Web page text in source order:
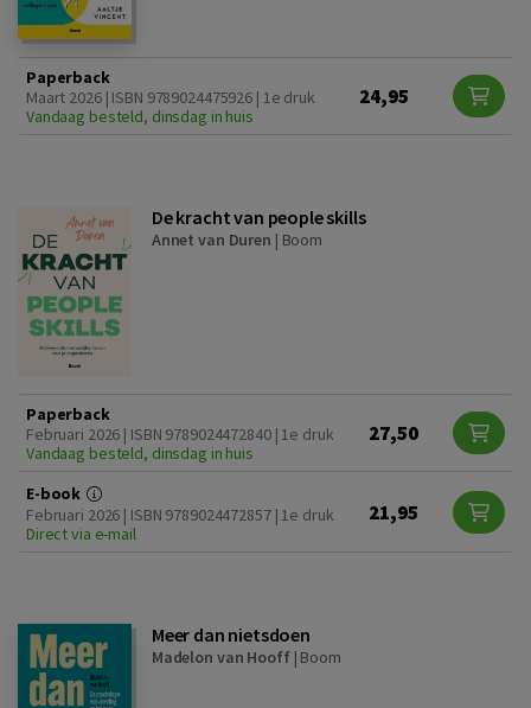
Paperback
Maart 2026 | ISBN 9789024475926 | 1e druk
Vandaag besteld, dinsdag in huis
24,95
De kracht van people skills
Annet van Duren | Boom
Paperback
Februari 2026 | ISBN 9789024472840 | 1e druk
Vandaag besteld, dinsdag in huis
27,50
E-book
Februari 2026 | ISBN 9789024472857 | 1e druk
Direct via e-mail
21,95
Meer dan nietsdoen
Madelon van Hooff| Boom